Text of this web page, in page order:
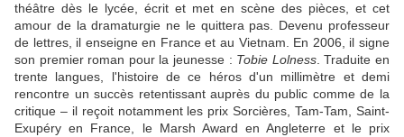
théâtre dès le lycée, écrit et met en scène des pièces, et cet
amour de la dramaturgie ne le quittera pas. Devenu professeur
de lettres, il enseigne en France et au Vietnam. En 2006, il signe
son premier roman pour la jeunesse : Tobie Lolness. Traduite en
trente langues, l'histoire de ce héros d'un millimètre et demi
rencontre un succès retentissant auprès du public comme de la
critique – il reçoit notamment les prix Sorcières, Tam-Tam, Saint-
Exupéry en France, le Marsh Award en Angleterre et le prix